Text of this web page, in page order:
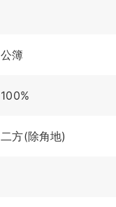
公簿
100%
二方(除角地)